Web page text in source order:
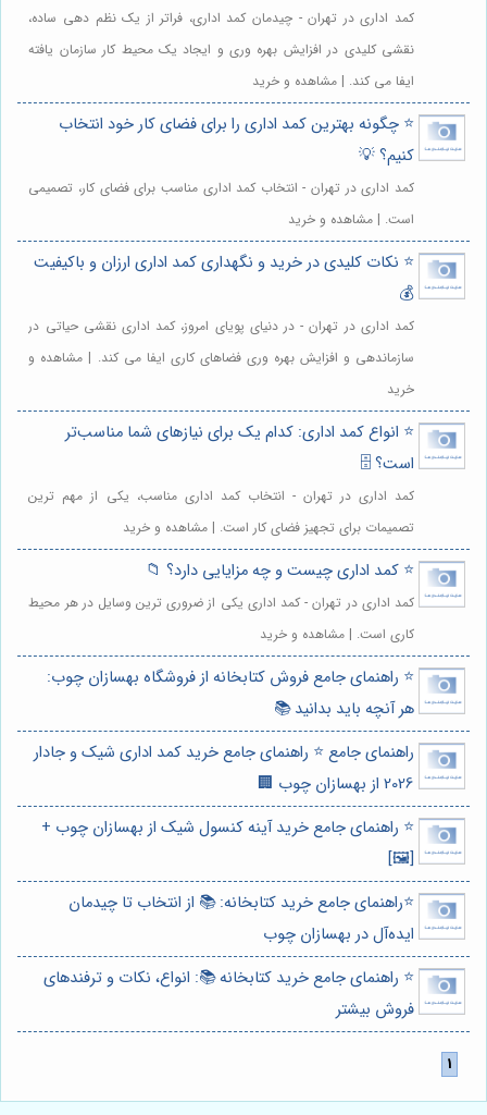
کمد اداری در تهران - چیدمان کمد اداری، فراتر از یک نظم دهی ساده،
نقشی کلیدی در افزایش بهره وری و ایجاد یک محیط کار سازمان یافته
ایفا می کند. | مشاهده و خرید
⭐️ چگونه بهترین کمد اداری را برای فضای کار خود انتخاب
کنیم؟ 💡
کمد اداری در تهران - انتخاب کمد اداری مناسب برای فضای کار، تصمیمی
است. | مشاهده و خرید
⭐️ نکات کلیدی در خرید و نگهداری کمد اداری ارزان و باکیفیت
💰
کمد اداری در تهران - در دنیای پویای امروز، کمد اداری نقشی حیاتی در
سازماندهی و افزایش بهره وری فضاهای کاری ایفا می کند. | مشاهده و
خرید
⭐️ انواع کمد اداری: کدام یک برای نیازهای شما مناسب‌تر
است؟ 🗄️
کمد اداری در تهران - انتخاب کمد اداری مناسب، یکی از مهم ترین
تصمیمات برای تجهیز فضای کار است. | مشاهده و خرید
⭐️ کمد اداری چیست و چه مزایایی دارد؟ 📁
کمد اداری در تهران - کمد اداری یکی از ضروری ترین وسایل در هر محیط
کاری است. | مشاهده و خرید
⭐️ راهنمای جامع فروش کتابخانه از فروشگاه بهسازان چوب:
هر آنچه باید بدانید 📚
راهنمای جامع ⭐️ راهنمای جامع خرید کمد اداری شیک و جادار
2026 از بهسازان چوب 🏢
⭐️ راهنمای جامع خرید آینه کنسول شیک از بهسازان چوب +
[🖼️]
⭐️راهنمای جامع خرید کتابخانه: 📚 از انتخاب تا چیدمان
ایده‌آل در بهسازان چوب
⭐️ راهنمای جامع خرید کتابخانه 📚: انواع، نکات و ترفندهای
فروش بیشتر